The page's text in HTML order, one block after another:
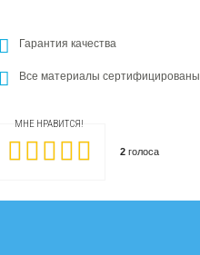
Гарантия качества
Все материалы сертифицированы
МНЕ НРАВИТСЯ!
2 голоса